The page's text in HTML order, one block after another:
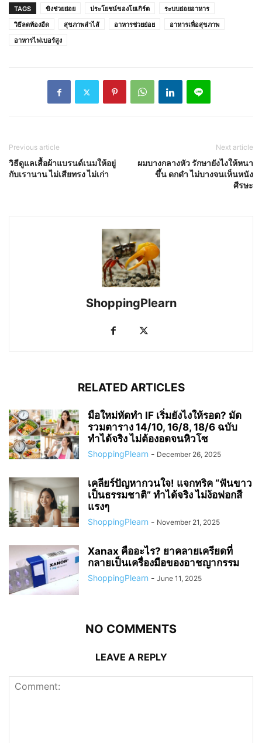
TAGS ขิงช่วยย่อย ประโยชน์ของโยเกิร์ต
ระบบย่อยอาหาร
วิธีลดท้องอืด
สุขภาพลำไส้ อาหารช่วยย่อย
อาหารเพื่อสุขภาพ
อาหารไฟเบอร์สูง
Previous article
วิธีดูแลเสื้อผ้าแบรนด์เนมให้อยู่
กับเรานาน ไม่เสียทรง ไม่เก่า
Next article
ผมบางกลางหัว รักษายังไงให้หนา
ขึ้น ดกดำ ไม่บางจนเห็นหนัง
ศีรษะ
ShoppingPlearn
RELATED ARTICLES
มือใหม่หัดทำ IF เริ่มยังไงให้รอด? มัด
รวมตาราง 14/10, 16/8, 18/6 ฉบับ
ทำได้จริง ไม่ต้องอดจนหิวโซ
ShoppingPlearn - December 26, 2025
เคลียร์ปัญหากวนใจ! แจกทริค “ฟันขาว
เป็นธรรมชาติ” ทำได้จริง ไม่ง้อฟอกสี
แรงๆ
ShoppingPlearn - November 21, 2025
Xanax คืออะไร? ยาคลายเครียดที่
กลายเป็นเครื่องมือของอาชญากรรม
ShoppingPlearn - June 11, 2025
NO COMMENTS
LEAVE A REPLY